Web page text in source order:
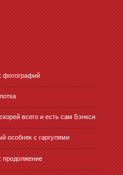
фотографий
всего и есть сам Бэнкси
особняк с гаргулями
продолжение